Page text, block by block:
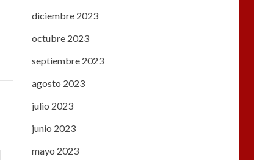
diciembre 2023
octubre 2023
septiembre 2023
agosto 2023
julio 2023
junio 2023
mayo 2023